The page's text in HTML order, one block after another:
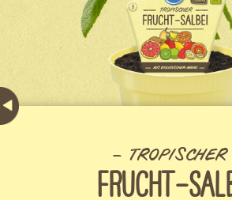
TROPISCHER
FRUCHT-